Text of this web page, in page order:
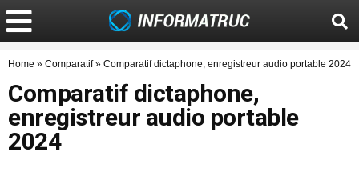
Home » Comparatif» Comparatif dictaphone, enregistreur audio portable 2024
Comparatif dictaphone,
enregistreur audio portable
2024